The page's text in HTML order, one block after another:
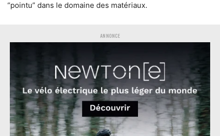
“pointu” dans le domaine des matériaux.
ANNONCE